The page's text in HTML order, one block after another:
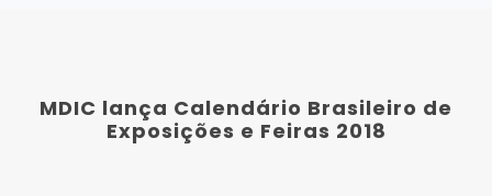
MDIC lança Calendário Brasileiro de
Exposições e Feiras 2018